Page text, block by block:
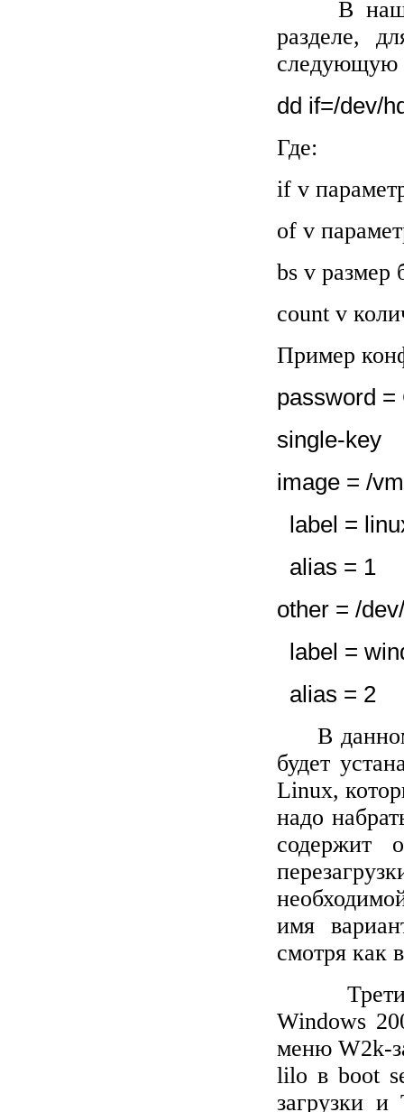
В
разделе,
следующую
dd if=/dev/
Где:
if v
of v
bs v размер
count v
Пример
password =
single-key
image = /
label =
alias = 1
other = /
label =
alias = 2
В
будет
Linux,
надо
имя
смотря как
Windows
менюW2k-
lilo в boot
загрузки и